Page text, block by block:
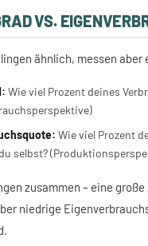
VS.
ähnlich, messen aber
Wie viel Prozent deines
Wie viel Prozent
selbst?
zusammen – eine
niedrige